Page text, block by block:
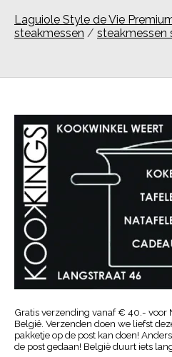
Laguiole Style de Vie
steakmessen / steakmessen
Gratis verzending vanaf € 40.- voor
België. Verzenden doen we liefst
pakketje op de post kan doen!
de post gedaan! België duurt iets